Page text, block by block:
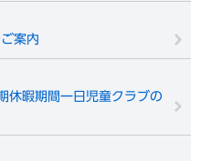
案内
休暇期間一日児童クラブの